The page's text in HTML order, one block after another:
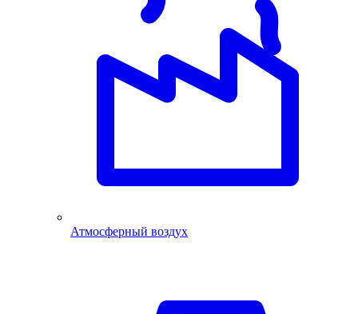
Атмосферный воздух